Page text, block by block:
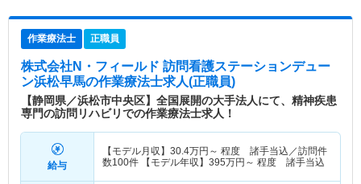
作業療法士 正職員
株式会社N・フィールド 訪問看護ステーションデュー
ン浜松早馬の作業療法士求人(正職員)
【静岡県／浜松市中央区】全国展開の大手法人にて、精神疾患
専門の訪問リハビリでの作業療法士求人！
給与
【モデル月収】 30.4万円～ 程度 諸手当込／訪問件
数100件 【モデル年収】 395万円～ 程度 諸手当込